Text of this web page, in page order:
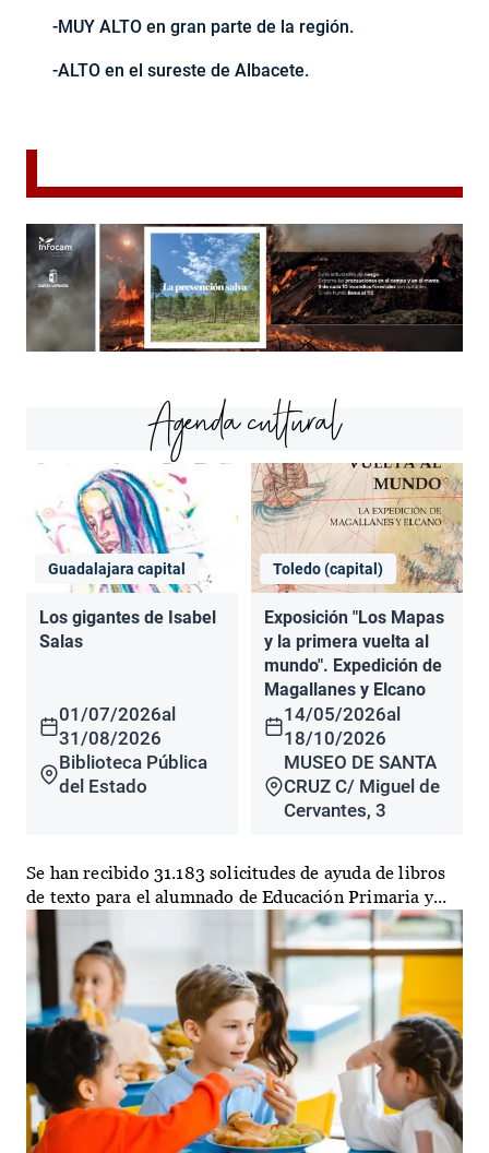
-MUY ALTO en gran parte de la región.
-ALTO en el sureste de Albacete.
Agenda cultural
Guadalajara capital
Los gigantes de Isabel
Salas
01/07/2026al
31/08/2026
Biblioteca Pública
del Estado
Toledo (capital)
Exposición "Los Mapas
y la primera vuelta al
mundo". Expedición de
Magallanes y Elcano
14/05/2026al
18/10/2026
MUSEO DE SANTA
CRUZ C/ Miguel de
Cervantes, 3
Se han recibido 31.183 solicitudes de ayuda de libros
de texto para el alumnado de Educación Primaria y...